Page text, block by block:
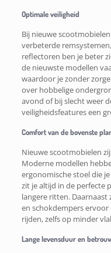
Optimale veiligheid
Bij nieuwe
verbeterde
reflectoren ben je beter
de nieuwste modellen
waardoor je zonder
over hobbelige
avond of bij slecht weer
veiligheidsfeatures een
Comfort van de bovenste
Nieuwe scootmobielen
Moderne modellen
ergonomische stoel die
zit je altijd in de perfecte
langere ritten.
en schokdempers
rijden, zelfs op minder
Lange levensduur en